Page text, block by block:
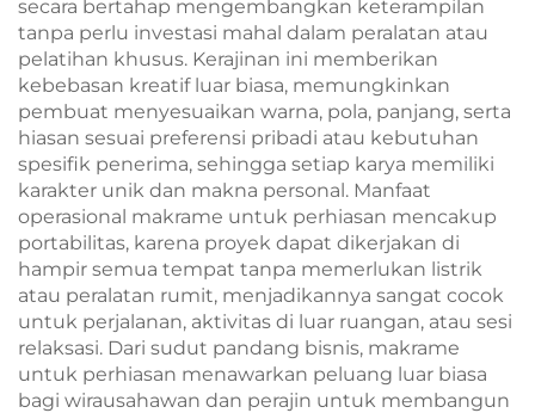
secara bertahap mengembangkan keterampilan
tanpa perlu investasi mahal dalam peralatan atau
pelatihan khusus. Kerajinan ini memberikan
kebebasan kreatif luar biasa, memungkinkan
pembuat menyesuaikan warna, pola, panjang, serta
hiasan sesuai preferensi pribadi atau kebutuhan
spesifik penerima, sehingga setiap karya memiliki
karakter unik dan makna personal. Manfaat
operasional makrame untuk perhiasan mencakup
portabilitas, karena proyek dapat dikerjakan di
hampir semua tempat tanpa memerlukan listrik
atau peralatan rumit, menjadikannya sangat cocok
untuk perjalanan, aktivitas di luar ruangan, atau sesi
relaksasi. Dari sudut pandang bisnis, makrame
untuk perhiasan menawarkan peluang luar biasa
bagi wirausahawan dan perajin untuk membangun